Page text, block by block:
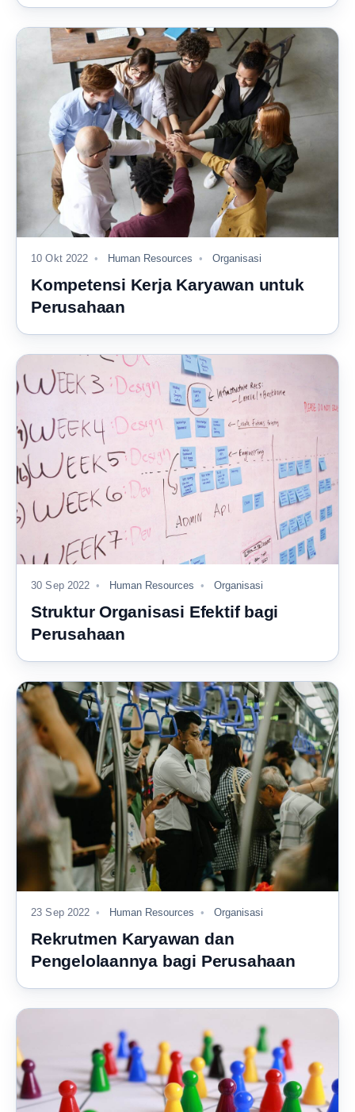
10 Okt 2022 Human Resources Organisasi
Kompetensi Kerja Karyawan untuk
Perusahaan
30 Sep 2022 Human Resources Organisasi
Struktur Organisasi Efektif bagi
Perusahaan
23 Sep 2022 Human Resources Organisasi
Rekrutmen Karyawan dan
Pengelolaannya bagi Perusahaan